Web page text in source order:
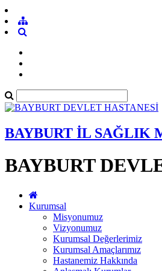
BAYBURT İL SAĞLIK
BAYBURT
Kurumsal
Misyonumuz
Vizyonumuz
Kurumsal Değerlerimiz
Kurumsal Amaçlarımız
Hastanemiz Hakkında